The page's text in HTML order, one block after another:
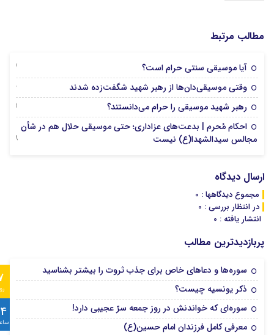
مطالب مرتبط
آیا موسیقی سنتی حرام است؟ 17 جولای 2026
وقتی موسیقی‌دان‌ها از رهبر شهید شگفت‌زده شدند 10 جولای 2026
رهبر شهید موسیقی را حرام می‌دانستند؟ 09 جولای 2026
احکام مُحرم | بدعت‌های عزاداری؛ حتی موسیقی حلال هم در شأن
مجالس سیدالشهدا(ع) نیست
08 جولای 2026
ارسال دیدگاه
مجموع دیدگاهها : 0
در انتظار بررسی : 0
انتشار یافته : 0
پربازدیدترین مطالب
سوره‌ها و دعاهای خاص برای جذب ثروت را بیشتر بشناسید
ذکر یونسیه چیست؟
سوره‌ای که خواندنش در روز جمعه سرّ عجیبی دارد!
معرفی کامل فرزندان امام حسین(ع)